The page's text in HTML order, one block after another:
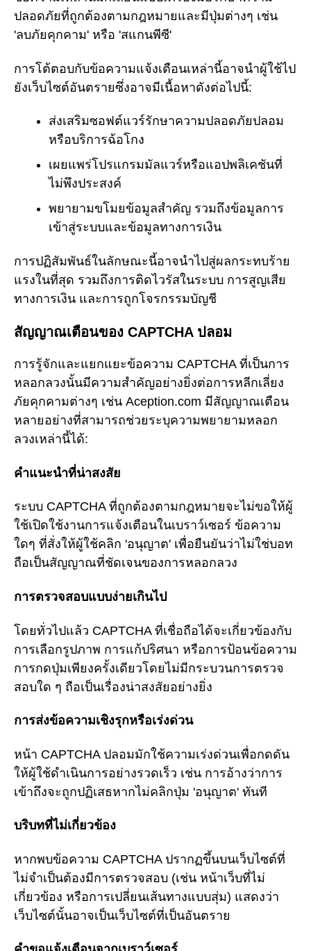
ปลอดภัยที่ถูกต้องตามกฎหมายและมีปุ่มต่างๆ เช่น
'ลบภัยคุกคาม' หรือ 'สแกนพีซี'
การโต้ตอบกับข้อความแจ้งเตือนเหล่านี้อาจนำผู้ใช้ไป
ยังเว็บไซต์อันตรายซึ่งอาจมีเนื้อหาดังต่อไปนี้:
ส่งเสริมซอฟต์แวร์รักษาความปลอดภัยปลอม
หรือบริการฉ้อโกง
เผยแพร่โปรแกรมมัลแวร์หรือแอปพลิเคชันที่
ไม่พึงประสงค์
พยายามขโมยข้อมูลสำคัญ รวมถึงข้อมูลการ
เข้าสู่ระบบและข้อมูลทางการเงิน
การปฏิสัมพันธ์ในลักษณะนี้อาจนำไปสู่ผลกระทบร้าย
แรงในที่สุด รวมถึงการติดไวรัสในระบบ การสูญเสีย
ทางการเงิน และการถูกโจรกรรมบัญชี
สัญญาณเตือนของ CAPTCHA ปลอม
การรู้จักและแยกแยะข้อความ CAPTCHA ที่เป็นการ
หลอกลวงนั้นมีความสำคัญอย่างยิ่งต่อการหลีกเลี่ยง
ภัยคุกคามต่างๆ เช่น Aception.com มีสัญญาณเตือน
หลายอย่างที่สามารถช่วยระบุความพยายามหลอก
ลวงเหล่านี้ได้:
คำแนะนำที่น่าสงสัย
ระบบ CAPTCHA ที่ถูกต้องตามกฎหมายจะไม่ขอให้ผู้
ใช้เปิดใช้งานการแจ้งเตือนในเบราว์เซอร์ ข้อความ
ใดๆ ที่สั่งให้ผู้ใช้คลิก 'อนุญาต' เพื่อยืนยันว่าไม่ใช่บอท
ถือเป็นสัญญาณที่ชัดเจนของการหลอกลวง
การตรวจสอบแบบง่ายเกินไป
โดยทั่วไปแล้ว CAPTCHA ที่เชื่อถือได้จะเกี่ยวข้องกับ
การเลือกรูปภาพ การแก้ปริศนา หรือการป้อนข้อความ
การกดปุ่มเพียงครั้งเดียวโดยไม่มีกระบวนการตรวจ
สอบใด ๆ ถือเป็นเรื่องน่าสงสัยอย่างยิ่ง
การส่งข้อความเชิงรุกหรือเร่งด่วน
หน้า CAPTCHA ปลอมมักใช้ความเร่งด่วนเพื่อกดดัน
ให้ผู้ใช้ดำเนินการอย่างรวดเร็ว เช่น การอ้างว่าการ
เข้าถึงจะถูกปฏิเสธหากไม่คลิกปุ่ม 'อนุญาต' ทันที
บริบทที่ไม่เกี่ยวข้อง
หากพบข้อความ CAPTCHA ปรากฏขึ้นบนเว็บไซต์ที่
ไม่จำเป็นต้องมีการตรวจสอบ (เช่น หน้าเว็บที่ไม่
เกี่ยวข้อง หรือการเปลี่ยนเส้นทางแบบสุ่ม) แสดงว่า
เว็บไซต์นั้นอาจเป็นเว็บไซต์ที่เป็นอันตราย